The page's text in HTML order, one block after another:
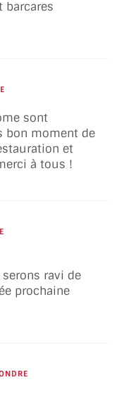
barcares
sont
bon moment de
et
à tous !
ravi de
prochaine